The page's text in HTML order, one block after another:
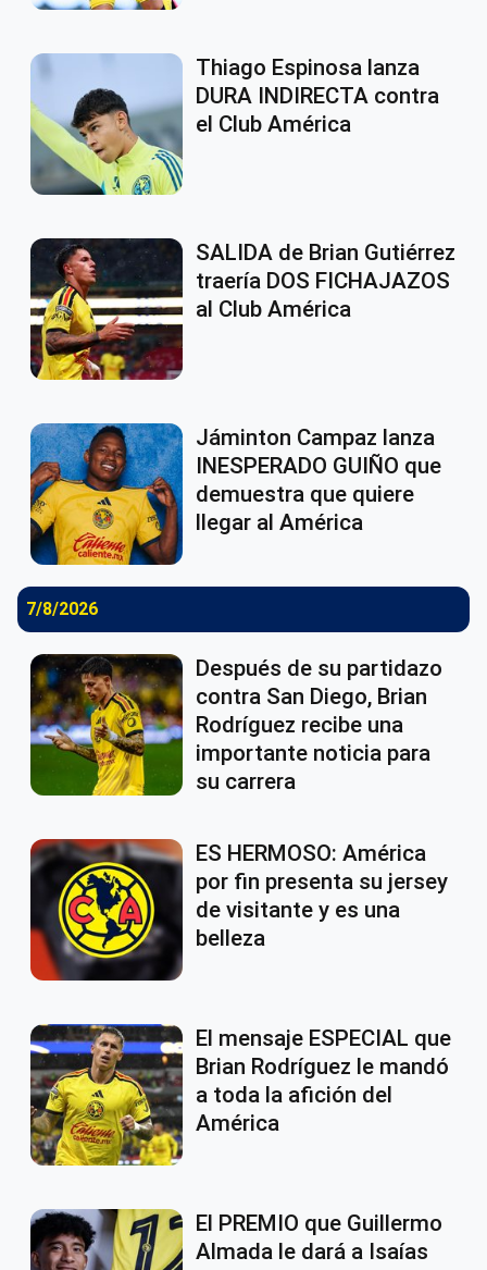
Thiago Espinosa lanza
DURA INDIRECTA contra
el Club América
SALIDA de Brian Gutiérrez
traería DOS FICHAJAZOS
al Club América
Jáminton Campaz lanza
INESPERADO GUIÑO que
demuestra que quiere
llegar al América
7/8/2026
Después de su partidazo
contra San Diego, Brian
Rodríguez recibe una
importante noticia para
su carrera
ES HERMOSO: América
por fin presenta su jersey
de visitante y es una
belleza
El mensaje ESPECIAL que
Brian Rodríguez le mandó
a toda la afición del
América
El PREMIO que Guillermo
Almada le dará a Isaías